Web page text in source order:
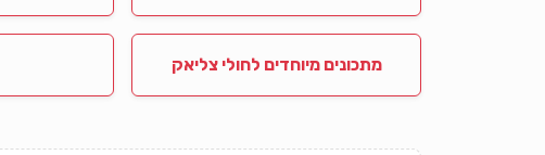
מתכונים מיוחדים לחולי צליאק